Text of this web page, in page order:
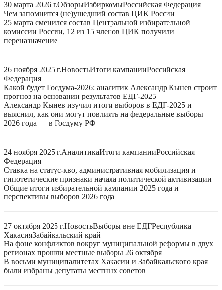
30 марта 2026 г.ОбзорыИзбиркомыРоссийская Федерация
Чем запомнится (не)ушедший состав ЦИК России
25 марта сменился состав Центральной избирательной
комиссии России, 12 из 15 членов ЦИК получили
переназначение
26 ноября 2025 г.НовостьИтоги кампанииРоссийская
Федерация
Какой будет Госдума-2026: аналитик Александр Кынев строит
прогноз на основании результатов ЕДГ-2025
Александр Кынев изучил итоги выборов в ЕДГ-2025 и
выяснил, как они могут повлиять на федеральные выборы
2026 года — в Госдуму РФ
24 ноября 2025 г.АналитикаИтоги кампанииРоссийская
Федерация
Ставка на статус-кво, административная мобилизация и
гипотетические признаки начала политической активизации
Общие итоги избирательной кампании 2025 года и
перспективы выборов 2026 года
27 октября 2025 г.НовостьВыборы вне ЕДГРеспублика
ХакасияЗабайкальский край
На фоне конфликтов вокруг муниципальной реформы в двух
регионах прошли местные выборы 26 октября
В восьми муниципалитетах Хакасии и Забайкальского края
были избраны депутаты местных советов